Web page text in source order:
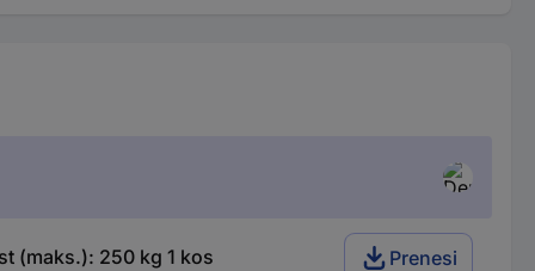
(maks.): 250 kg 1 kos Prenesi